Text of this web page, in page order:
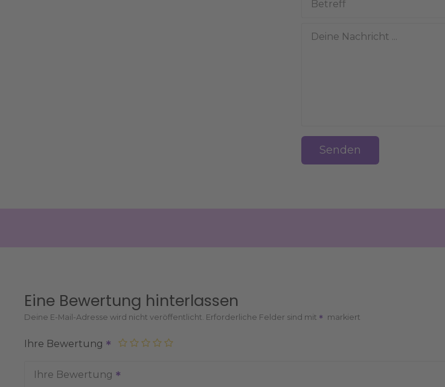
Senden
Eine Bewertung hinterlassen
Deine E-Mail-Adresse wird nicht veröffentlicht. Erforderliche Felder sind mit markiert
Ihre Bewertung
Ihre Bewertung